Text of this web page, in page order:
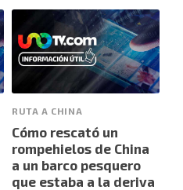
RUTA A CHINA
Cómo rescató un
rompehielos de China
a un barco pesquero
que estaba a la deriva